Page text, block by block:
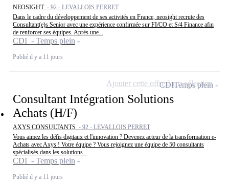
NEOSIGHT - 92 - LEVALLOIS PERRET
Dans le cadre du développement de ses activités en France, neosight recrute des
Consultant(e)s Senior avec une expérience confirmée sur FI/CO et S/4 Finance afin
de renforcer ses équipes. Après une...
CDI - Temps plein
Publié il y a 11 jours
Consultant Intégration Solutions
Achats (H/F)
AXYS CONSULTANTS - 92 - LEVALLOIS PERRET
Vous aimez les défis digitaux et l'innovation ? Devenez acteur de la transformation e-
Achats avec Axys ! Votre équipe ? Vous rejoignez une équipe de 50 consultants
spécialisés dans les solutions...
CDI - Temps plein
Publié il y a 11 jours
CDITemps plein
Ajouter cette offre à ma sélection